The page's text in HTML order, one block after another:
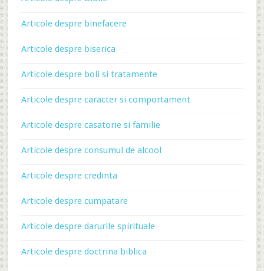
Articole despre binefacere
Articole despre biserica
Articole despre boli si tratamente
Articole despre caracter si comportament
Articole despre casatorie si familie
Articole despre consumul de alcool
Articole despre credinta
Articole despre cumpatare
Articole despre darurile spirituale
Articole despre doctrina biblica